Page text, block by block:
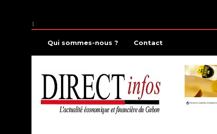
1
Qui sommes-nous ? Contact